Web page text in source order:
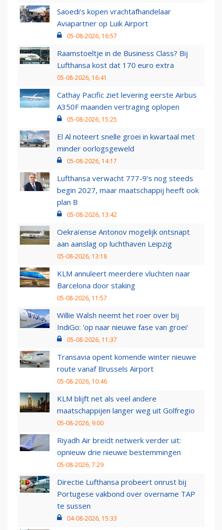
Saoedi’s kopen vrachtafhandelaar
Aviapartner op Luik Airport
05-08-2026, 16:57
Raamstoeltje in de Business Class? Bij
Lufthansa kost dat 170 euro extra
05-08-2026, 16:41
Cathay Pacific ziet levering eerste Airbus
A350F maanden vertraging oplopen
05-08-2026, 15:25
El Al noteert snelle groei in kwartaal met
minder oorlogsgeweld
05-08-2026, 14:17
Lufthansa verwacht 777-9’s nog steeds
begin 2027, maar maatschappij heeft ook
plan B
05-08-2026, 13:42
Oekraïense Antonov mogelijk ontsnapt
aan aanslag op luchthaven Leipzig
05-08-2026, 13:18
KLM annuleert meerdere vluchten naar
Barcelona door staking
05-08-2026, 11:57
Willie Walsh neemt het roer over bij
IndiGo: 'op naar nieuwe fase van groei'
05-08-2026, 11:37
Transavia opent komende winter nieuwe
route vanaf Brussels Airport
05-08-2026, 10:46
KLM blijft net als veel andere
maatschappijen langer weg uit Golfregio
05-08-2026, 9:00
Riyadh Air breidt netwerk verder uit:
opnieuw drie nieuwe bestemmingen
05-08-2026, 7:29
Directie Lufthansa probeert onrust bij
Portugese vakbond over overname TAP
te sussen
04-08-2026, 15:33